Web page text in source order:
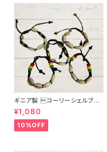
ギニア製 コーリーシェルブレ
スレット
¥1,080
10%OFF